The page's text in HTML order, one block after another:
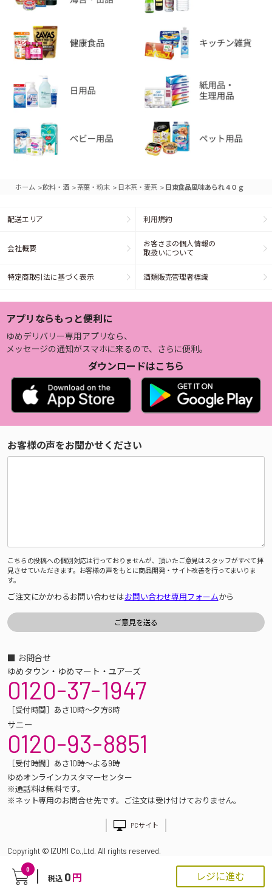
0
税込 0 円 レジに進む
ホーム >飲料・酒 >茶葉・粉末 > 日本茶・麦茶 > 日東食品風味あられ４０ｇ
配送エリア 利用規約
会社概要
お客さまの個人情報の
取扱いについて
特定商取引法に基づく表示 酒類販売管理者標識
アプリならもっと便利に
ゆめデリバリー専用アプリなら、
メッセージの通知がスマホに来るので、さらに便利。
ダウンロードはこちら
お客様の声をお聞かせください
こちらの投稿への個別対応は行っておりませんが、頂いたご意見はスタッフがすべて拝
見させていただきます。お客様の声をもとに商品開発・サイト改善を行ってまいりま
す。
ご注文にかかわるお問い合わせはお問い合わせ専用フォームから
■ お問合せ
ゆめタウン・ゆめマート・ユアーズ
0120-37-1947
［受付時間］あさ10時～夕方6時
サニー
0120-93-8851
［受付時間］あさ10時～よる9時
ゆめオンラインカスタマーセンター
※通話料は無料です。
※ネット専用のお問合せ先です。ご注文は受け付けておりません。
PCサイト
Copyright © IZUMI Co.,Ltd. All rights reserved.